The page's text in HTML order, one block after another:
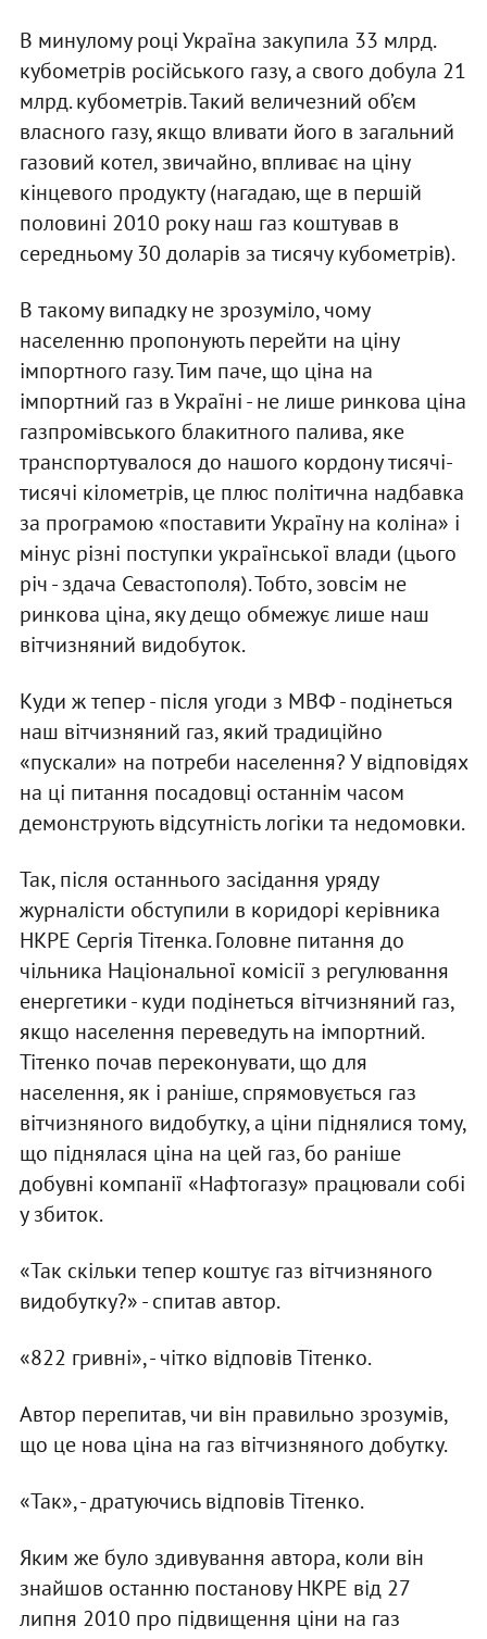
В минулому році Україна закупила 33 млрд.
кубометрів російського газу, а свого добула 21
млрд. кубометрів. Такий величезний об’єм
власного газу, якщо вливати його в загальний
газовий котел, звичайно, впливає на ціну
кінцевого продукту (нагадаю, ще в першій
половині 2010 року наш газ коштував в
середньому 30 доларів за тисячу кубометрів).
В такому випадку не зрозуміло, чому
населенню пропонують перейти на ціну
імпортного газу. Тим паче, що ціна на
імпортний газ в Україні - не лише ринкова ціна
газпромівського блакитного палива, яке
транспортувалося до нашого кордону тисячі-
тисячі кілометрів, це плюс політична надбавка
за програмою «поставити Україну на коліна» і
мінус різні поступки української влади (цього
річ - здача Севастополя). Тобто, зовсім не
ринкова ціна, яку дещо обмежує лише наш
вітчизняний видобуток.
Куди ж тепер - після угоди з МВФ - подінеться
наш вітчизняний газ, який традиційно
«пускали» на потреби населення? У відповідях
на ці питання посадовці останнім часом
демонструють відсутність логіки та недомовки.
Так, після останнього засідання уряду
журналісти обступили в коридорі керівника
НКРЕ Сергія Тітенка. Головне питання до
чільника Національної комісії з регулювання
енергетики - куди подінеться вітчизняний газ,
якщо населення переведуть на імпортний.
Тітенко почав переконувати, що для
населення, як і раніше, спрямовується газ
вітчизняного видобутку, а ціни піднялися тому,
що піднялася ціна на цей газ, бо раніше
добувні компанії «Нафтогазу» працювали собі
у збиток.
«Так скільки тепер коштує газ вітчизняного
видобутку?» - спитав автор.
«822 гривні», - чітко відповів Тітенко.
Автор перепитав, чи він правильно зрозумів,
що це нова ціна на газ вітчизняного добутку.
«Так», - дратуючись відповів Тітенко.
Яким же було здивування автора, коли він
знайшов останню постанову НКРЕ від 27
липня 2010 про підвищення ціни на газ